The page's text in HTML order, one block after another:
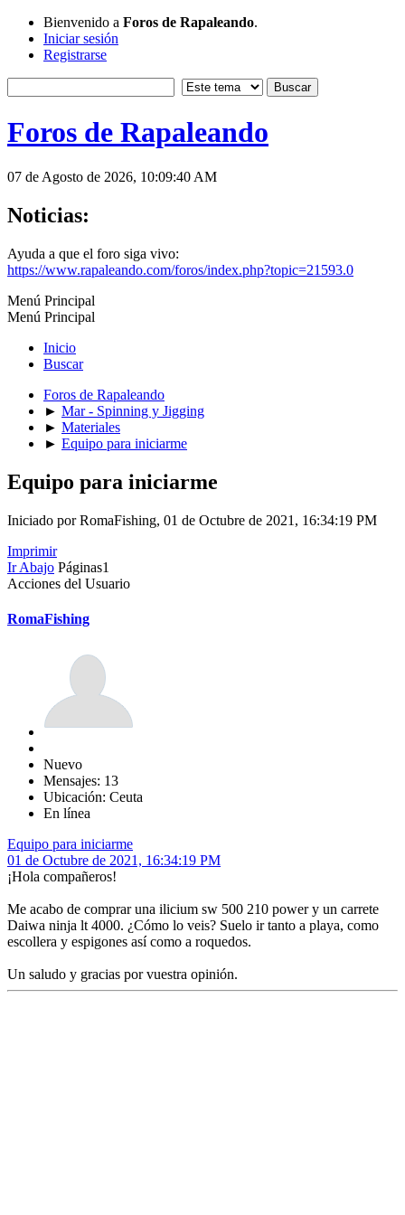
Bienvenido a Foros de Rapaleando.
Iniciar sesión
Registrarse
Foros de Rapaleando
07 de Agosto de 2026, 10:09:40 AM
Noticias:
Ayuda a que el foro siga vivo:
https://www.rapaleando.com/foros/index.php?topic=21593.0
Menú Principal
Menú Principal
Inicio
Buscar
Foros de Rapaleando
► Mar - Spinning y Jigging
► Materiales
► Equipo para iniciarme
Equipo para iniciarme
Iniciado por RomaFishing, 01 de Octubre de 2021, 16:34:19 PM
Imprimir
Ir Abajo Páginas1
Acciones del Usuario
RomaFishing
Nuevo
Mensajes: 13
Ubicación: Ceuta
En línea
Equipo para iniciarme
01 de Octubre de 2021, 16:34:19 PM
¡Hola compañeros!
Me acabo de comprar una ilicium sw 500 210 power y un carrete
Daiwa ninja lt 4000. ¿Cómo lo veis? Suelo ir tanto a playa, como
escollera y espigones así como a roquedos.
Un saludo y gracias por vuestra opinión.